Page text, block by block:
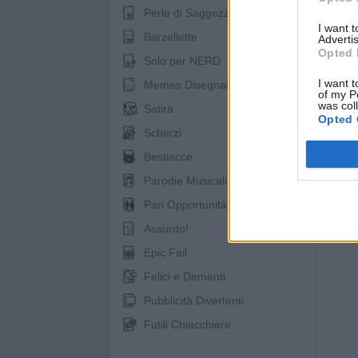
I want
Opted
I want
of my
was
Opted
Perle di Saggezza
Barzellette
Solo per NERD
Memes Disegnati
Satira
Scherzi
Bestiacce
Parodie Musicali
Pari Opportunità
Assurdo!
Epic Fail
Felici e Dementi
Pubblicità Divertenti
Futili Chiacchiere